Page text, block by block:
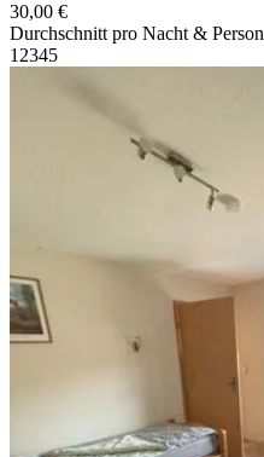
30,00 €
Durchschnitt pro Nacht & Person
1 2345